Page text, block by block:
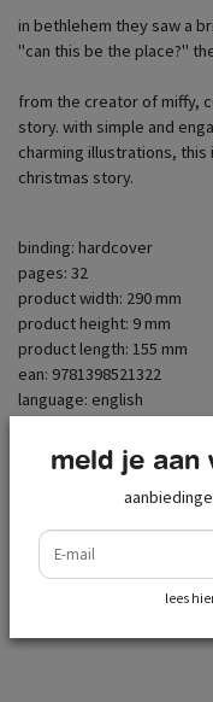
in bethlehem they saw a
​"can this be the place?"
from the creator of miffy,
story. with simple and
charming illustrations,
christmas story.
binding: hardcover
pages: 32
product width: 290 mm
product height: 9 mm
product length: 155 mm
ean: 9781398521322
language: english
nieuwsbrief
e-mail
meld je aan
e-mail
lees